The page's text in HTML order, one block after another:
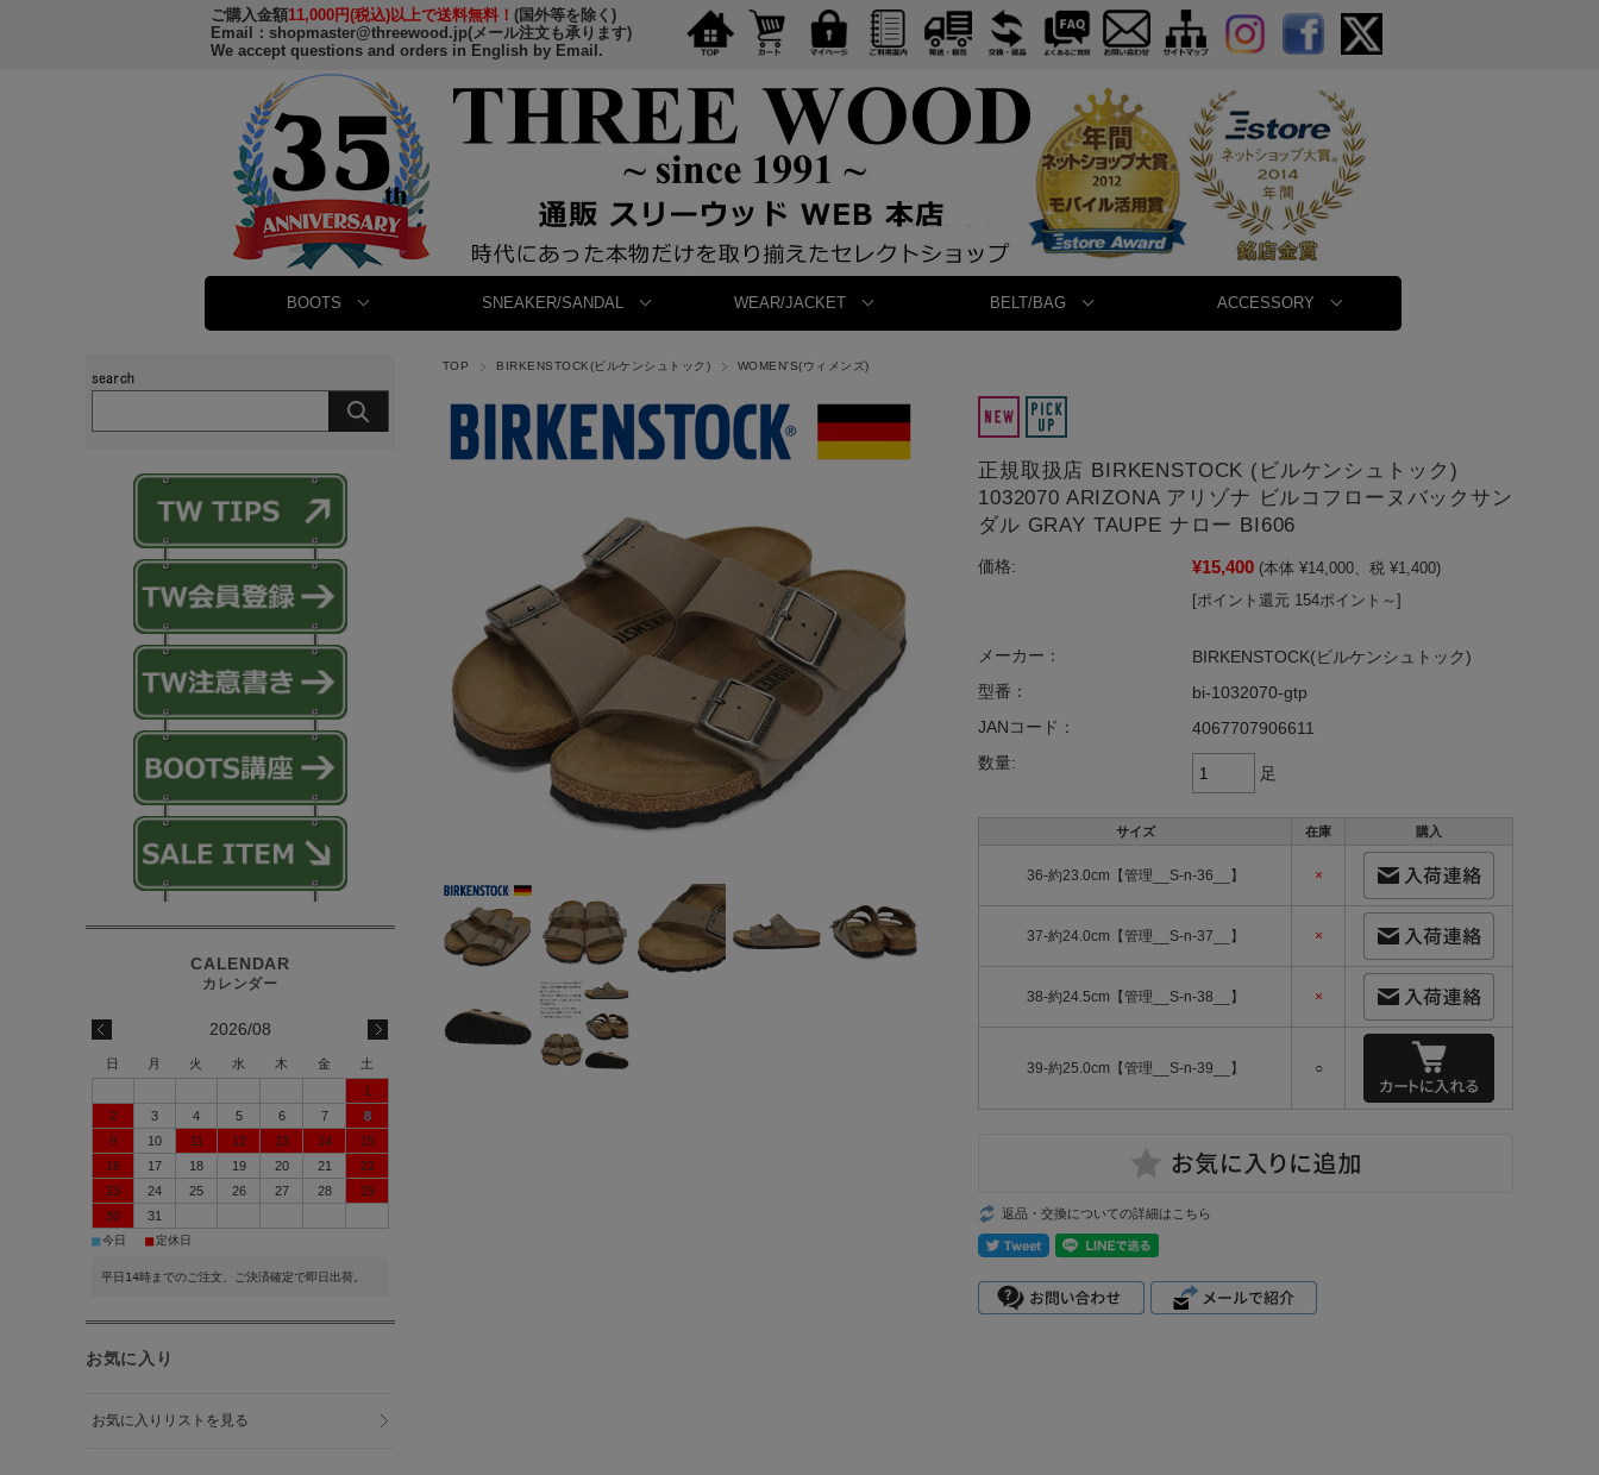
ご購入金額11,000円(税込)以上で送料無料！ (国外等を除く)
Email： shopmaster@threewood.jp(メール注文も承ります)
We accept questions and orders in English by Email.
BOOTS SNEAKER/SANDAL WEAR/JACKET BELT/BAG ACCESSORY
TOP BIRKENSTOCK(ビルケンシュトック) WOMEN'S(ウィメンズ)
正規取扱店 BIRKENSTOCK (ビルケンシュトック)
1032070 ARIZONA アリゾナ ビルコフローヌバックサン
ダル GRAY TAUPE ナロー BI606
価格: ¥15,400 (本体 ¥14,000、税 ¥1,400)
[ポイント還元 154ポイント～]
メーカー：
BIRKENSTOCK(ビルケンシュトック)
型番：
bi-1032070-gtp
JANコード：
4067707906611
数量:
足
サイズ 在庫 購入
36-約23.0cm【管理__S-n-36__】 ×
37-約24.0cm【管理__S-n-37__】 ×
38-約24.5cm【管理__S-n-38__】 ×
39-約25.0cm【管理__S-n-39__】 ○
返品・交換についての詳細はこちら
2026/08
日 月 火 水 木 金
土
1
2
3 4 5 6 7
8
9
10 11 12 13 14
15
16
17 18 19 20 21
22
23
24 25 26 27 28
29
30
31
■今日 ■ 定休日
平日14時までのご注文、ご決済確定で即日出荷。
お気に入り
お気に入りリストを見る